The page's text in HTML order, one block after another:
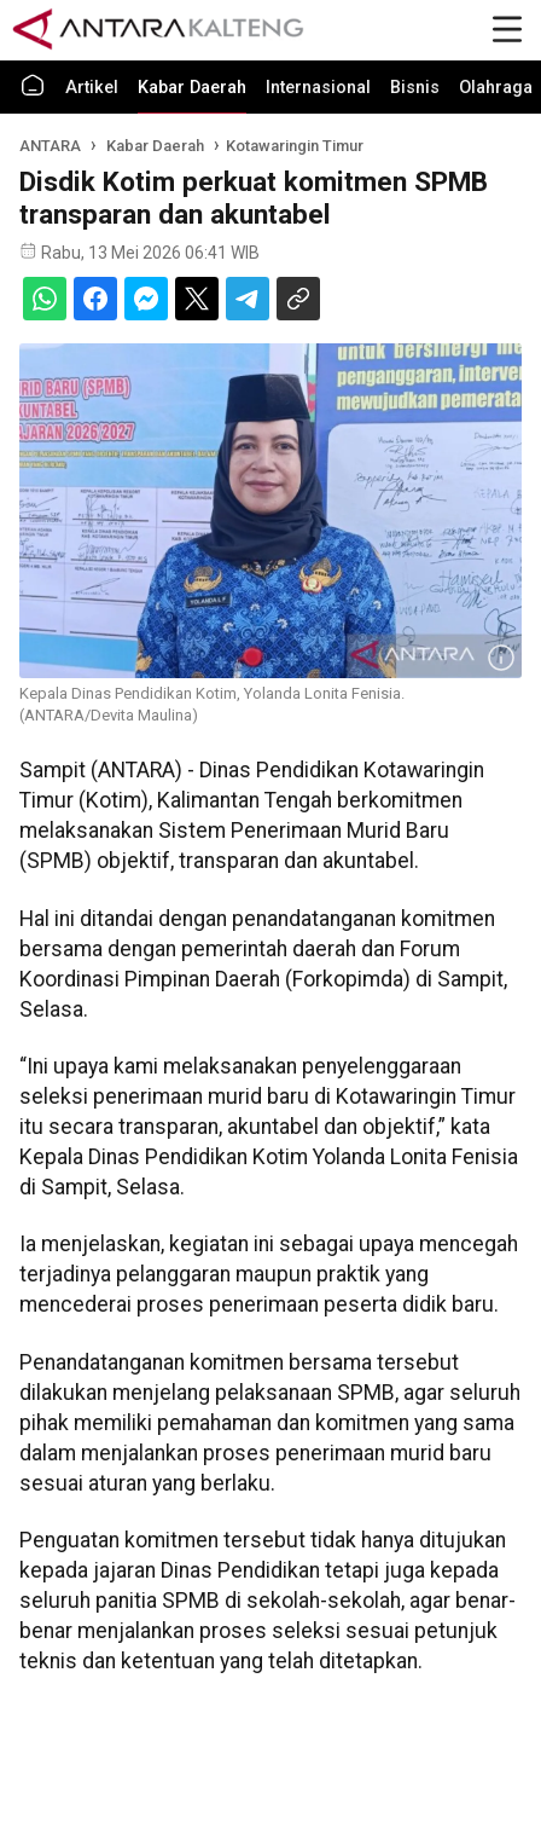
Artikel Kabar Daerah Internasional Bisnis Olahraga
ANTARA Kabar Daerah Kotawaringin Timur
Disdik Kotim perkuat komitmen SPMB
transparan dan akuntabel
Rabu, 13 Mei 2026 06:41 WIB
Kepala Dinas Pendidikan Kotim, Yolanda Lonita Fenisia.
(ANTARA/Devita Maulina)
Sampit (ANTARA) - Dinas Pendidikan Kotawaringin
Timur (Kotim), Kalimantan Tengah berkomitmen
melaksanakan Sistem Penerimaan Murid Baru
(SPMB) objektif, transparan dan akuntabel.
Hal ini ditandai dengan penandatanganan komitmen
bersama dengan pemerintah daerah dan Forum
Koordinasi Pimpinan Daerah (Forkopimda) di Sampit,
Selasa.
“Ini upaya kami melaksanakan penyelenggaraan
seleksi penerimaan murid baru di Kotawaringin Timur
itu secara transparan, akuntabel dan objektif,” kata
Kepala Dinas Pendidikan Kotim Yolanda Lonita Fenisia
di Sampit, Selasa.
Ia menjelaskan, kegiatan ini sebagai upaya mencegah
terjadinya pelanggaran maupun praktik yang
mencederai proses penerimaan peserta didik baru.
Penandatanganan komitmen bersama tersebut
dilakukan menjelang pelaksanaan SPMB, agar seluruh
pihak memiliki pemahaman dan komitmen yang sama
dalam menjalankan proses penerimaan murid baru
sesuai aturan yang berlaku.
Penguatan komitmen tersebut tidak hanya ditujukan
kepada jajaran Dinas Pendidikan tetapi juga kepada
seluruh panitia SPMB di sekolah-sekolah, agar benar-
benar menjalankan proses seleksi sesuai petunjuk
teknis dan ketentuan yang telah ditetapkan.